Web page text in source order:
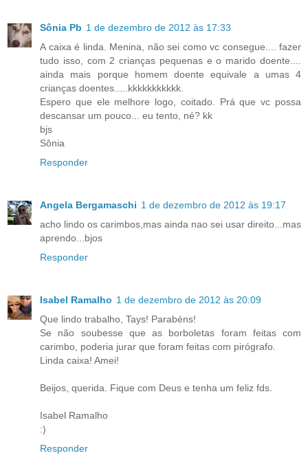
Sônia Pb 1 de dezembro de 2012 às 17:33
A caixa é linda. Menina, não sei como vc consegue.... fazer
tudo isso, com 2 crianças pequenas e o marido doente....
ainda mais porque homem doente equivale a umas 4
crianças doentes.....kkkkkkkkkkk.
Espero que ele melhore logo, coitado. Prá que vc possa
descansar um pouco... eu tento, né? kk
bjs
Sônia
Responder
Angela Bergamaschi 1 de dezembro de 2012 às 19:17
acho lindo os carimbos,mas ainda nao sei usar direito...mas
aprendo...bjos
Responder
Isabel Ramalho 1 de dezembro de 2012 às 20:09
Que lindo trabalho, Tays! Parabéns!
Se não soubesse que as borboletas foram feitas com
carimbo, poderia jurar que foram feitas com pirógrafo.
Linda caixa! Amei!
Beijos, querida. Fique com Deus e tenha um feliz fds.
Isabel Ramalho
:)
Responder